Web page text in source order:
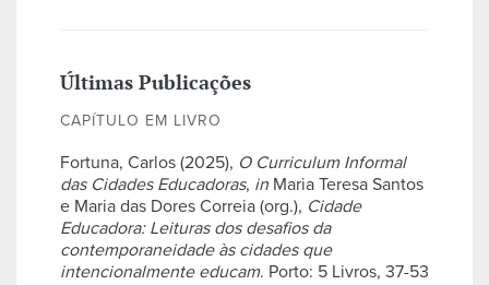
Últimas Publicações
CAPÍTULO EM LIVRO
Fortuna, Carlos (2025), O Curriculum Informal
das Cidades Educadoras, in Maria Teresa Santos
e Maria das Dores Correia (org.), Cidade
Educadora: Leituras dos desafios da
contemporaneidade às cidades que
intencionalmente educam. Porto: 5 Livros, 37-53